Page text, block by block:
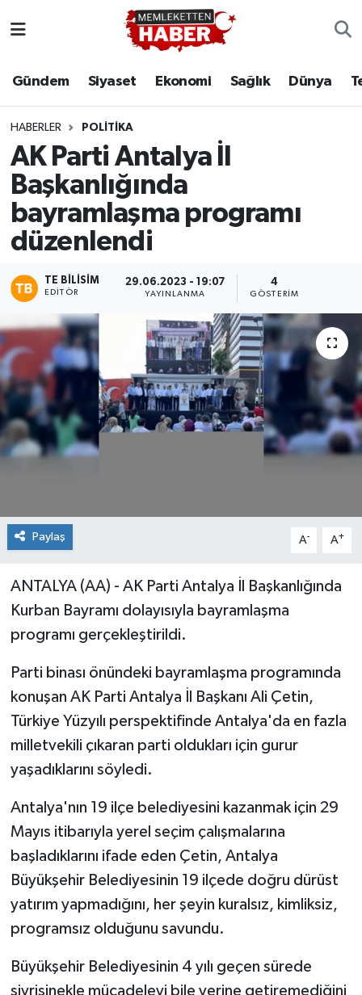
Gündem Siyaset Ekonomi Sağlık Dünya
HABERLER POLITIKA
AK Parti Antalya İl
Başkanlığında
bayramlaşma programı
düzenlendi
TE BILISIM
EDITÖR
29.06.2023 - 19:07
YAYINLANMA
4
GÖSTERIM
Paylaş A- A+
ANTALYA (AA) - AK Parti Antalya İl Başkanlığında
Kurban Bayramı dolayısıyla bayramlaşma
programı gerçekleştirildi.
Parti binası önündeki bayramlaşma programında
konuşan AK Parti Antalya İl Başkanı Ali Çetin,
Türkiye Yüzyılı perspektifinde Antalya'da en fazla
milletvekili çıkaran parti oldukları için gurur
yaşadıklarını söyledi.
Antalya'nın 19 ilçe belediyesini kazanmak için 29
Mayıs itibarıyla yerel seçim çalışmalarına
başladıklarını ifade eden Çetin, Antalya
Büyükşehir Belediyesinin 19 ilçede doğru dürüst
yatırım yapmadığını, her şeyin kuralsız, kimliksiz,
programsız olduğunu savundu.
Büyükşehir Belediyesinin 4 yılı geçen sürede
sivrisinekle mücadeleyi bile yerine getiremediğini